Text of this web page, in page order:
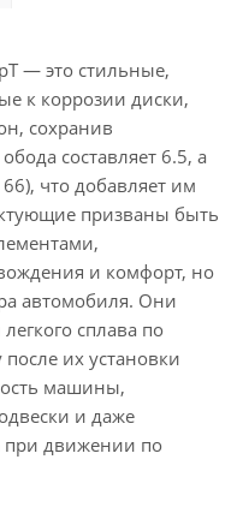
— это стильные,
к коррозии диски,
сохранив
составляет 6.5, а
что добавляет им
призваны быть
и комфорт, но
автомобиля. Они
сплава по
их установки
машины,
и даже
при движении по